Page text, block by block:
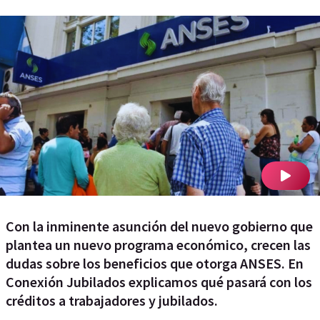
Con la inminente asunción del nuevo gobierno que
plantea un nuevo programa económico, crecen las
dudas sobre los beneficios que otorga ANSES. En
Conexión Jubilados explicamos qué pasará con los
créditos a trabajadores y jubilados.